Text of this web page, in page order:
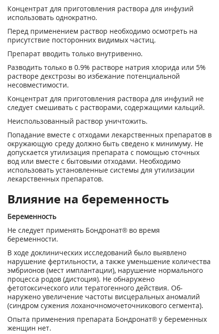
Концентрат для приготовления раствора для инфузий
использовать однократно.
Перед применением раствор необходимо осмотреть на
присутствие посторонних видимых частиц.
Препарат вводить только внутривенно.
Разводить только в 0.9% растворе натрия хлорида или 5%
растворе декстрозы во избежа­ние потенциальной
несовместимости.
Концентрат для приготовления раствора для инфузий не
следует смешивать с растворами, содержащими кальций.
Неиспользованный раствор уничтожить.
Попадание вместе с отходами лекарственных препаратов в
окружающую среду должно быть сведено к минимуму. Не
допускается утилизация препарата с помощью сточных
вод или вместе с бытовыми отходами. Необходимо
использовать установленные системы для утилизации
лекарственных препаратов.
Влияние на беременность
Беременность
Не следует применять Бондронат® во время
беременности.
В ходе доклинических исследований было выявлено
нарушение фертильности, а также уменьшение количества
эмбрионов (мест имплантации), нарушение нормального
процес­са родов (дистоция). Не обнаружено
фетотоксического или тератогенного действия. Об­
наружено увеличение частоты висцеральных аномалий
(синдром сужения лоханочно­мочеточникового сегмента).
Опыта применения препарата Бондронат® у беременных
женщин нет.